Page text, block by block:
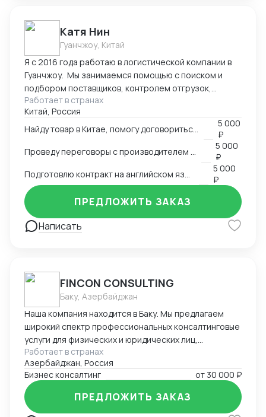
Катя Нин
Гуанчжоу, Китай
Я с 2016 года работаю в логистической компании в
Гуанчжоу. Мы занимаемся помощью с поиском и
подбором поставщиков, контролем отгрузок,
проверкой качества товара. В нашей компании
работает более 10 человек и мы всегда можем вам
помочь по любым вопросам связанным с заказом
Работает в странах
Китай, Россия
5 000
₽
5 000
₽
5 000
₽
Написать
ПРЕДЛОЖИТЬ ЗАКАЗ
FINCON CONSULTING
Баку, Азербайджан
Наша компания находится в Баку. Мы предлагаем
широкий спектр профессиональных консалтинговые
услуги для физических и юридических лиц,
предпринимателей и бизнесменов на территории
Азербайджана. Портфель наших заказчиков и
клиентов в основном из стран СНГ. В список
стандартных услуг входит: - регистрация компании
на территории Азербайджана, включая открытие
Работает в странах
Азербайджан, Россия
Бизнес консалтинг
от 30 000 ₽
ПРЕДЛОЖИТЬ ЗАКАЗ